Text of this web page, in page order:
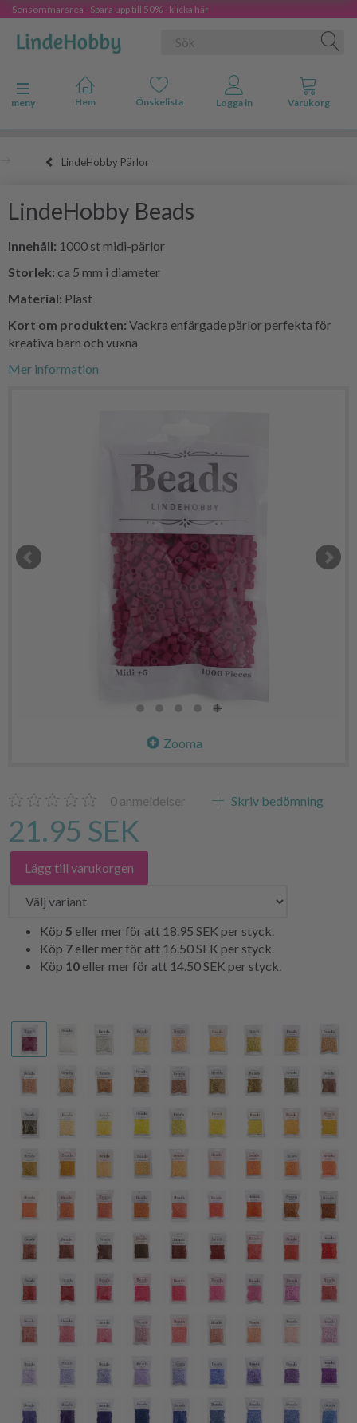
Sensommarsrea - Spara upp till 50% - klicka här
Ändra navigering
meny
LindeHobby Pärlor
LindeHobby Beads
Innehåll: 1000 st midi-pärlor
Storlek: ca 5 mm i diameter
Material: Plast
Kort om produkten: Vackra enfärgade pärlor perfekta för
kreativa barn och vuxna
Mer information
Zooma
0 anmeldelser Skriv bedömning
21.95 SEK
Lägg till varukorgen
Köp 5 eller mer för att 18.95 SEK per styck.
Köp 7 eller mer för att 16.50 SEK per styck.
Köp 10 eller mer för att 14.50 SEK per styck.